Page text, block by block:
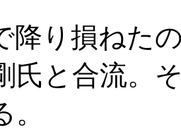
降り損ねた
氏と合流。